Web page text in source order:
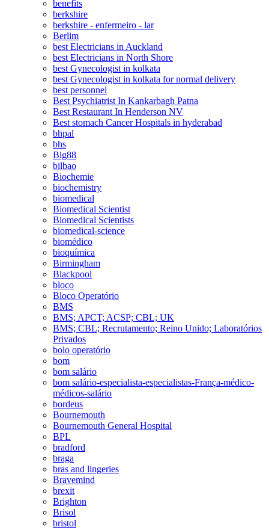
benefits
berkshire
berkshire - enfermeiro - lar
Berlim
best Electricians in Auckland
best Electricians in North Shore
best Gynecologist in kolkata
best Gynecologist in kolkata for normal delivery
best personnel
Best Psychiatrist In Kankarbagh Patna
Best Restaurant In Henderson NV
Best stomach Cancer Hospitals in hyderabad
bhpal
bhs
Big88
bilbao
Biochemie
biochemistry
biomedical
Biomedical Scientist
Biomedical Scientists
biomedical-science
biomédico
bioquímica
Birmingham
Blackpool
bloco
Bloco Operatório
BMS
BMS; APCT; ACSP; CBL; UK
BMS; CBL; Recrutamento; Reino Unido; Laboratórios
Privados
bolo operatório
bom
bom salário
bom salário-especialista-especialistas-França-médico-
médicos-salário
bordeus
Bournemouth
Bournemouth General Hospital
BPL
bradford
braga
bras and lingeries
Bravemind
brexit
Brighton
Brisol
bristol